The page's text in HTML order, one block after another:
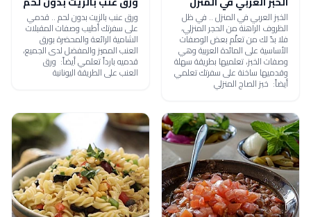
الخبز العربي في المنزل .. في ظل
الظروف الراهنة من الحجر المنزلي،
فلا بدّ لك من تعلّم بعض الوصفات
الأساسية على المائدة العربية وهي
وصفات الخبز، تعلميها بطريقة سهلة
وقدميها ساخنة على سفرتك تعلمي
أيضاً: خبز الصاج المنزلي
ورق عنب بالزيت بدون لحم .. قدمي
على سفرتك أطيب وصفات المقبلات
الشامية الرائعة والمحضرة بورق
العنب المميز والمفضل لدى الجميع،
قدميه بارداً تعلمي أيضاً: ورق
العنب على الطريقة اليونانية